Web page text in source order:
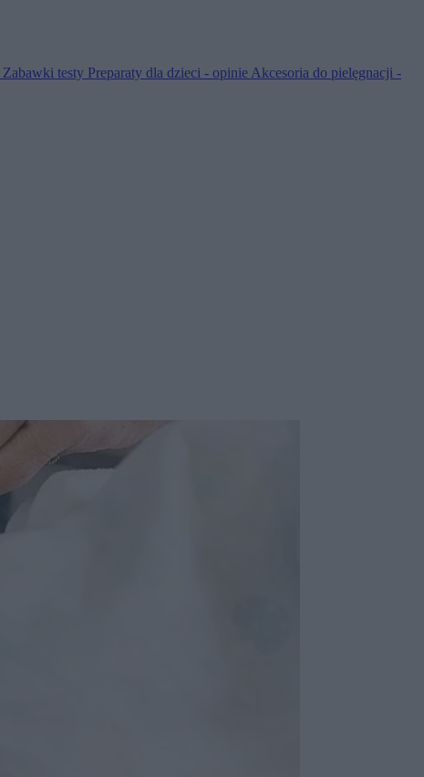
Zabawki testy Preparaty dla dzieci - opinieAkcesoria do pielęgnacji -